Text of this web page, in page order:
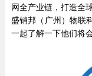
网全产业链，打造全
盛销邦（广州）物联
一起了解一下他们将